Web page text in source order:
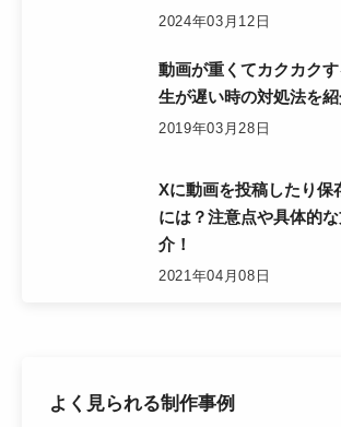
2024年03月12日
動画が重くてカクカク
生が遅い時の対処法を
2019年03月28日
Xに動画を投稿したり保
には？注意点や具体的
介！
2021年04月08日
よく見られる制作事例